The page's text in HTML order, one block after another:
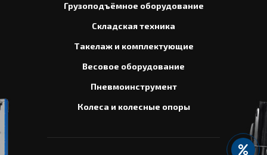
Грузоподъёмное оборудование
Складская техника
Такелаж и комплектующие
Весовое оборудование
Пневмоинструмент
Колеса и колесные опоры